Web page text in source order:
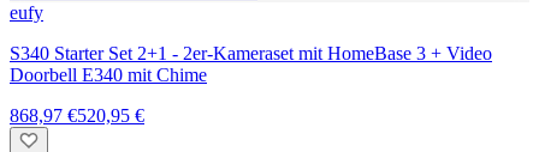
eufy
S340 Starter Set 2+1 - 2er-Kameraset mit HomeBase 3 + Video
Doorbell E340 mit Chime
868,97 €520,95 €